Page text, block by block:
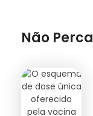
Não Perca